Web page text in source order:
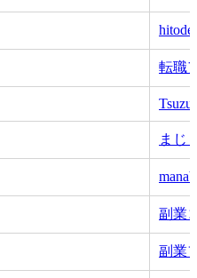
転職
まじ
副業
副業